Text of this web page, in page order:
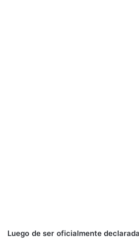
Luego de ser oficialmente